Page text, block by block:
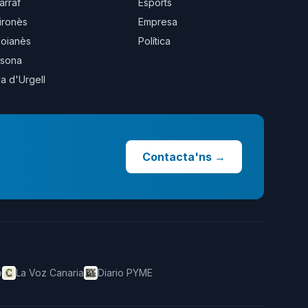
d'Urgell
Esports
Empresa
Política
Contacta'ns →
La Voz Canaria Diario PYME